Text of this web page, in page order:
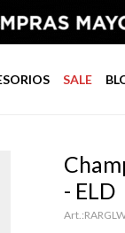
SALE
- ELD